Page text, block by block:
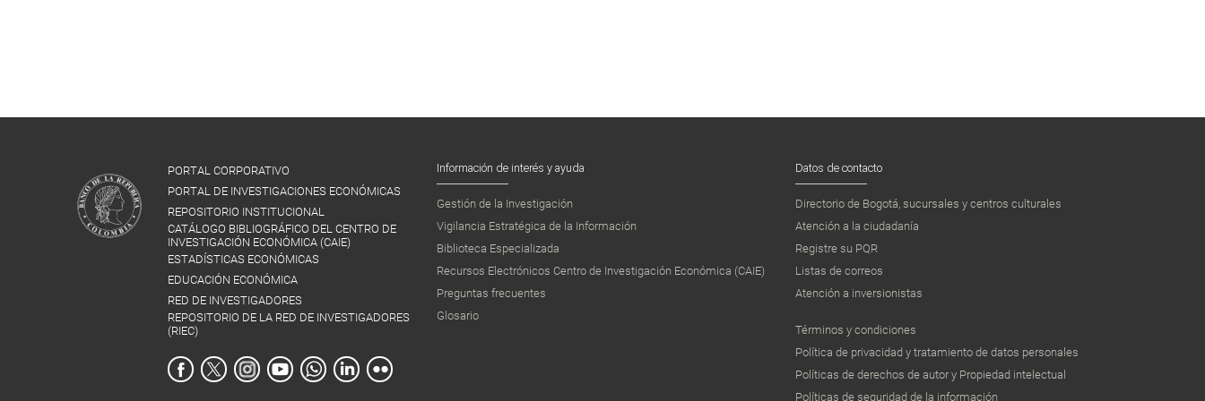
PORTAL CORPORATIVO
PORTAL DE INVESTIGACIONES ECONÓMICAS
REPOSITORIO INSTITUCIONAL
CATÁLOGO BIBLIOGRÁFICO DEL CENTRO DE
INVESTIGACIÓN ECONÓMICA (CAIE)
ESTADÍSTICAS ECONÓMICAS
EDUCACIÓN ECONÓMICA
RED DE INVESTIGADORES
REPOSITORIO DE LA RED DE INVESTIGADORES
(RIEC)
Información de interés y ayuda
Gestión de la Investigación
Vigilancia Estratégica de la Información
Biblioteca Especializada
Recursos Electrónicos Centro de Investigación Económica (CAIE)
Preguntas frecuentes
Glosario
Datos de contacto
Directorio de Bogotá, sucursales y centros culturales
Atención a la ciudadanía
Registre su PQR
Listas de correos
Atención a inversionistas
Términos y condiciones
Política de privacidad y tratamiento de datos personales
Políticas de derechos de autor y Propiedad intelectual
Políticas de seguridad de la información